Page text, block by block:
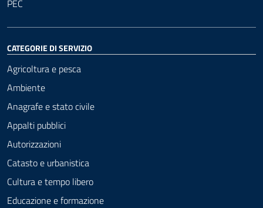
PEC
CATEGORIE DI SERVIZIO
Agricoltura e pesca
Ambiente
Anagrafe e stato civile
Appalti pubblici
Autorizzazioni
Catasto e urbanistica
Cultura e tempo libero
Educazione e formazione